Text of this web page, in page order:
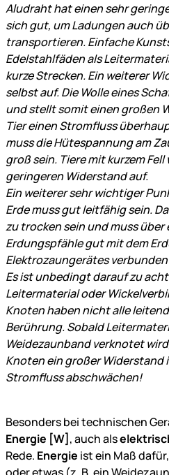
Aludraht hat einen sehr
sich gut, um Ladungen auch
transportieren. Einfache
Edelstahlfäden als
kurze Strecken. Ein weiterer
selbst auf. Die Wolle eines
und stellt somit einen großen
Tier einen Stromfluss
muss die Hütespannung am
groß sein. Tiere mit kurzem
geringeren Widerstand auf.
Ein weiterer sehr wichtiger
Erde muss gut leitfähig sein.
zu trocken sein und muss über
Erdungspfähle gut mit dem
Elektrozaungerätes
Es ist unbedingt darauf zu
Leitermaterial oder
Knoten haben nicht alle
Berührung. Sobald
Weidezaunband verknotet
Knoten ein großer Widerstand
Stromfluss abschwächen!
Besonders bei technischen
Energie [W] , auch als
Rede. Energie ist ein Maß